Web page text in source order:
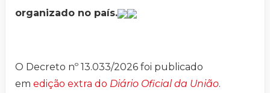
organizado no país.
O Decreto nº 13.033/2026 foi publicado
em edição extra do Diário Oficial da União.